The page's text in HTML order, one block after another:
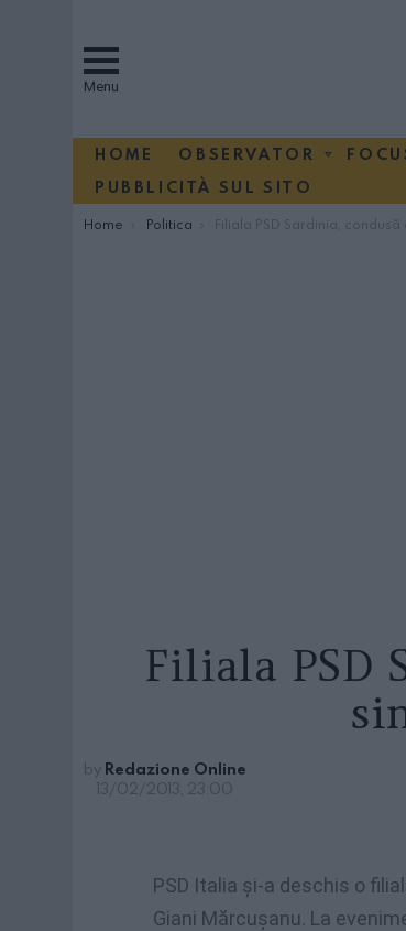
Menu
HOME OBSERVATOR
PUBBLICITÀ SUL SITO
You are here:
Home Politica Filiala PSD Sardinia, condusă de un
Filiala PSD
by Redazione Online
13/02/2013, 23:00
PSD Italia şi-a deschis o
Giani Mărcuşanu. La